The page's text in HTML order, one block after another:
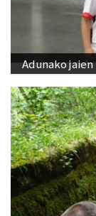
Adunako